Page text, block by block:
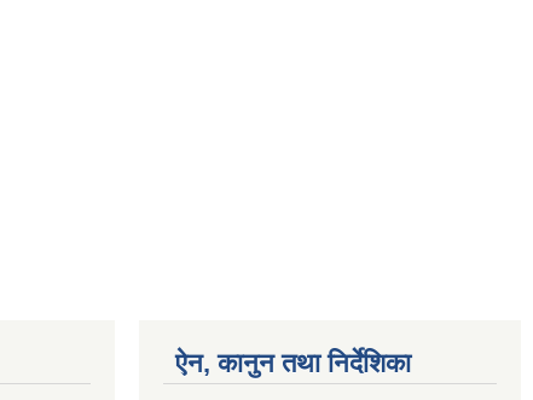
ऐन, कानुन तथा निर्देशिका